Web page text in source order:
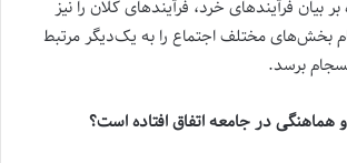
بیان فرآیند‌های خرد، فرآیندهای کلان را نیز
بخش‌های مختلف اجتماع را به یک‌دیگر مرتبط
برسد.